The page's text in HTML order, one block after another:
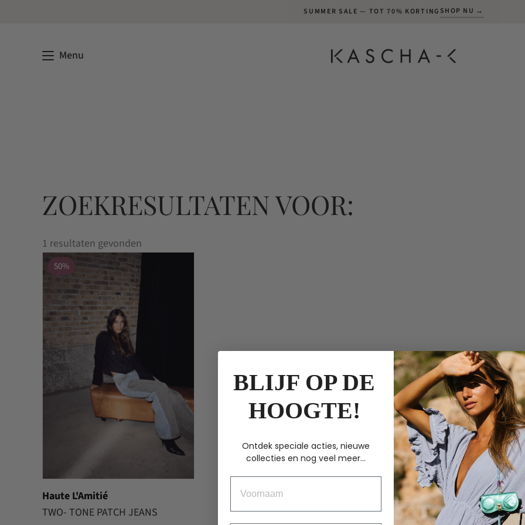
SUMMER SALE — TOT 70% KORTING SHOP NU →
Menu
ZOEKRESULTATEN VOOR:
1 resultaten gevonden
50%
Haute L'Amitié
TWO- TONE PATCH JEANS
BLIJF OP DE
HOOGTE!
Ontdek speciale acties, nieuwe
collecties en nog veel meer...